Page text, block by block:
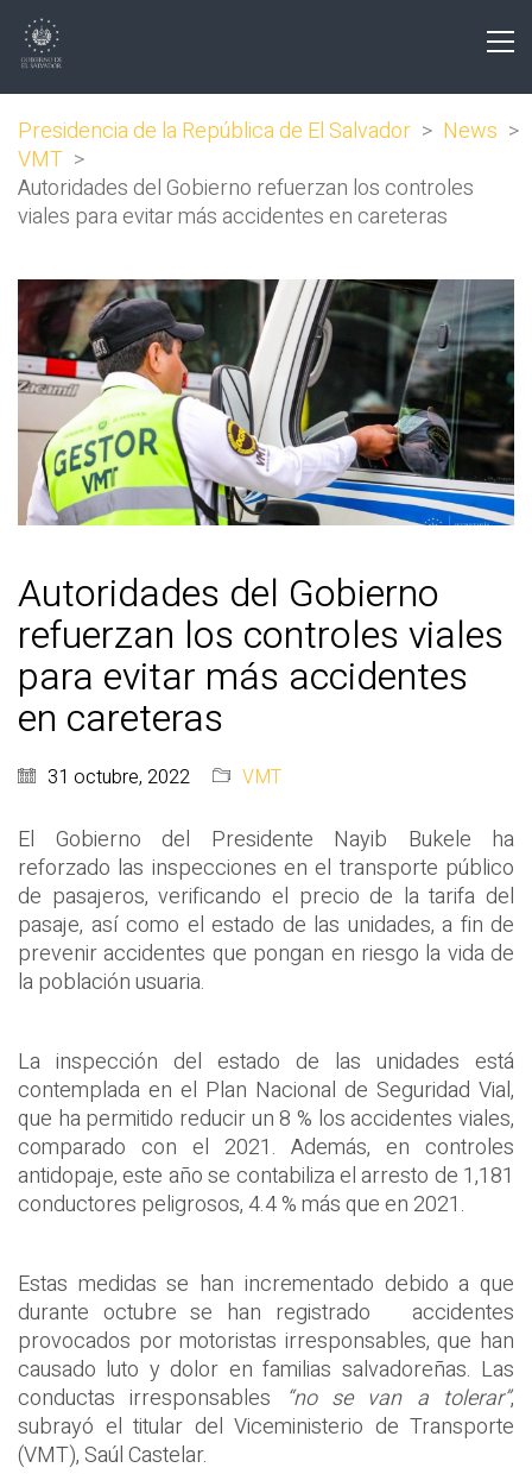
Presidencia de la República de El Salvador > News >
VMT >
Autoridades del Gobierno refuerzan los controles
viales para evitar más accidentes en careteras
Autoridades del Gobierno
refuerzan los controles viales
para evitar más accidentes
en careteras
31 octubre, 2022 VMT
El Gobierno del Presidente Nayib Bukele ha
reforzado las inspecciones en el transporte público
de pasajeros, verificando el precio de la tarifa del
pasaje, así como el estado de las unidades, a fin de
prevenir accidentes que pongan en riesgo la vida de
la población usuaria.
La inspección del estado de las unidades está
contemplada en el Plan Nacional de Seguridad Vial,
que ha permitido reducir un 8 % los accidentes viales,
comparado con el 2021. Además, en controles
antidopaje, este año se contabiliza el arresto de 1,181
conductores peligrosos, 4.4 % más que en 2021.
Estas medidas se han incrementado debido a que
durante octubre se han registrado accidentes
provocados por motoristas irresponsables, que han
causado luto y dolor en familias salvadoreñas. Las
conductas irresponsables “no se van a tolerar”,
subrayó el titular del Viceministerio de Transporte
(VMT), Saúl Castelar.